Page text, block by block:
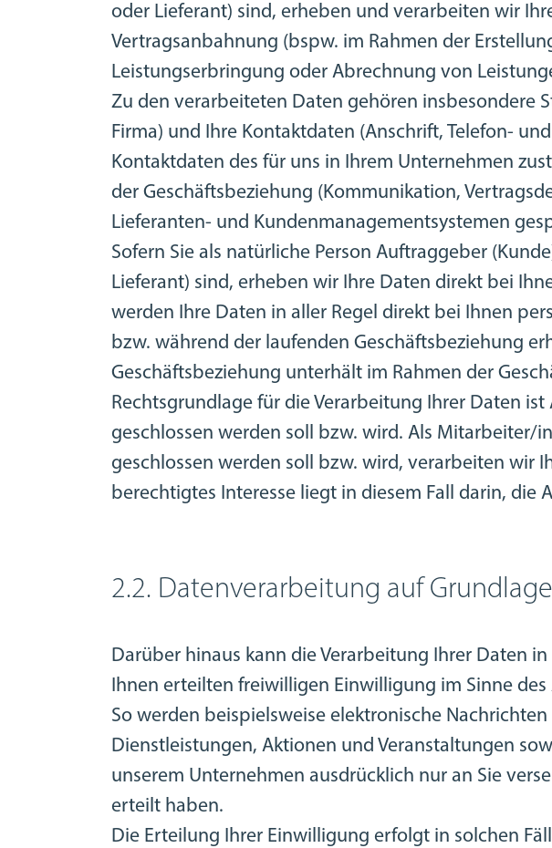
oder Lieferant) sind, erheben und verarbeiten wir
Vertragsanbahnung (bspw. im Rahmen der
Leistungserbringung oder Abrechnung von
Zu den verarbeiteten Daten gehören insbesondere
Firma) und Ihre Kontaktdaten (Anschrift, Telefon-
Kontaktdaten des für uns in Ihrem Unternehmen
der Geschäftsbeziehung (Kommunikation,
Lieferanten- und Kundenmanagementsystemen
Sofern Sie als natürliche Person Auftraggeber
Lieferant) sind, erheben wir Ihre Daten direkt bei
werden Ihre Daten in aller Regel direkt bei Ihnen
bzw. während der laufenden Geschäftsbeziehung
Geschäftsbeziehung unterhält im Rahmen der
Rechtsgrundlage für die Verarbeitung Ihrer Daten
geschlossen werden soll bzw. wird. Als Mitarbeiter/
geschlossen werden soll bzw. wird, verarbeiten wir
berechtigtes Interesse liegt in diesem Fall darin, die
2.2. Datenverarbeitung auf
Darüber hinaus kann die Verarbeitung Ihrer Daten
Ihnen erteilten freiwilligen Einwilligung im Sinne des
So werden beispielsweise elektronische
Dienstleistungen, Aktionen und Veranstaltungen
unserem Unternehmen ausdrücklich nur an Sie
erteilt haben.
Die Erteilung Ihrer Einwilligung erfolgt in solchen